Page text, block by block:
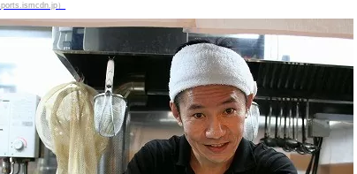
）